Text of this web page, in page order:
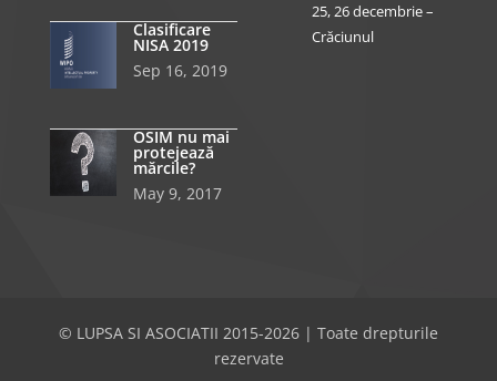
Clasificare
NISA 2019
Sep 16, 2019
OSIM nu mai
protejează
mărcile?
May 9, 2017
25, 26 decembrie –
Crăciunul
© LUPSA SI ASOCIATII 2015-2026 | Toate drepturile
rezervate